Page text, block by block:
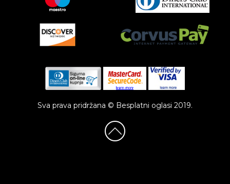
Sva prava pridržana © Besplatni oglasi 2019.